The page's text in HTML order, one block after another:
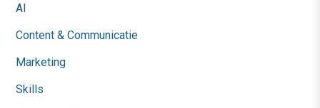
AI
Content & Communicatie
Marketing
Skills